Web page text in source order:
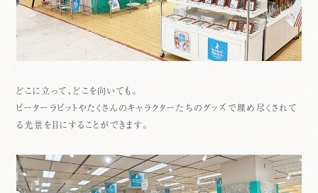
どこに立って、どこを向いても。
ピーターラビットやたくさんのキャラクターたちのグッズで埋め尽くされて
る光景を目にすることができます。